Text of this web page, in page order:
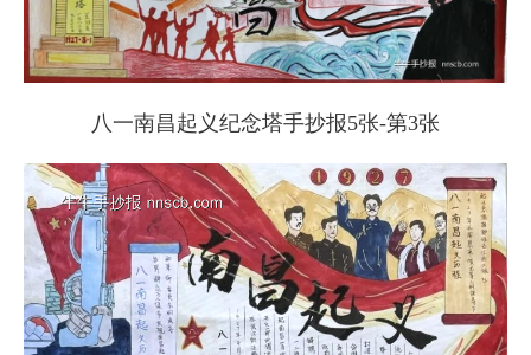
八一南昌起义纪念塔手抄报5张-第3张